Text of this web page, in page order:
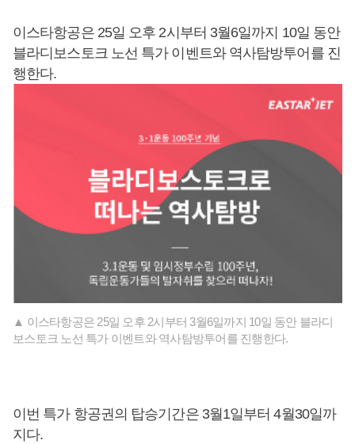
이스타항공은 25일 오후 2시부터 3월6일까지 10일 동안
블라디보스토크 노선 특가 이벤트와 역사탐방투어를 진
행한다.
▲ 이스타항공은 25일 오후 2시부터 3월6일까지 10일 동안 블라디
보스토크 노선 특가 이벤트와 역사탐방투어를 진행한다.
이번 특가 항공권의 탑승기간은 3월1일부터 4월30일까
지다.